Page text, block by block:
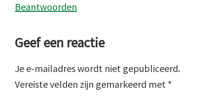
Beantwoorden
Geef een reactie
Je e-mailadres wordt niet gepubliceerd.
Vereiste velden zijn gemarkeerd met *